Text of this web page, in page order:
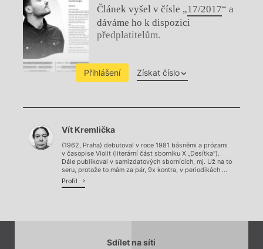
Článek vyšel v čísle „17/2017“ a
dáváme ho k dispozici
předplatitelům.
Přihlášení Získat číslo
Chviličku.
Načítá se.
Vít Kremlička
(1962, Praha) debutoval v roce 1981 básněmi a prózami
v časopise Violit (literární část sborníku X „Desítka“).
Dále publikoval v samizdatových sbornících, mj. Už na to
seru, protože to mám za pár, 9x kontra, v periodikách ...
Profil
Sdílet na síti